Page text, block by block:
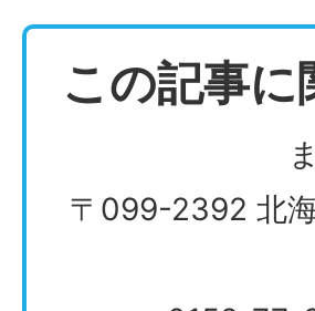
この記事
〒099-2392 北